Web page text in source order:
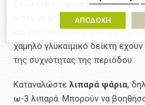
Επιλέξτε τρόφιμα μεχαμηλό
ώστε να μην αυξάνονται
και της ινσουλίνης στο αίμα.
χαμηλό γλυκαιμικό δείκτη
της συχνότητας της περιόδου.
Καταναλώστε λιπαρά ψάρια,
ω-3 λιπαρά. Μπορούν να
ΑΠΟΔΟΧΗ